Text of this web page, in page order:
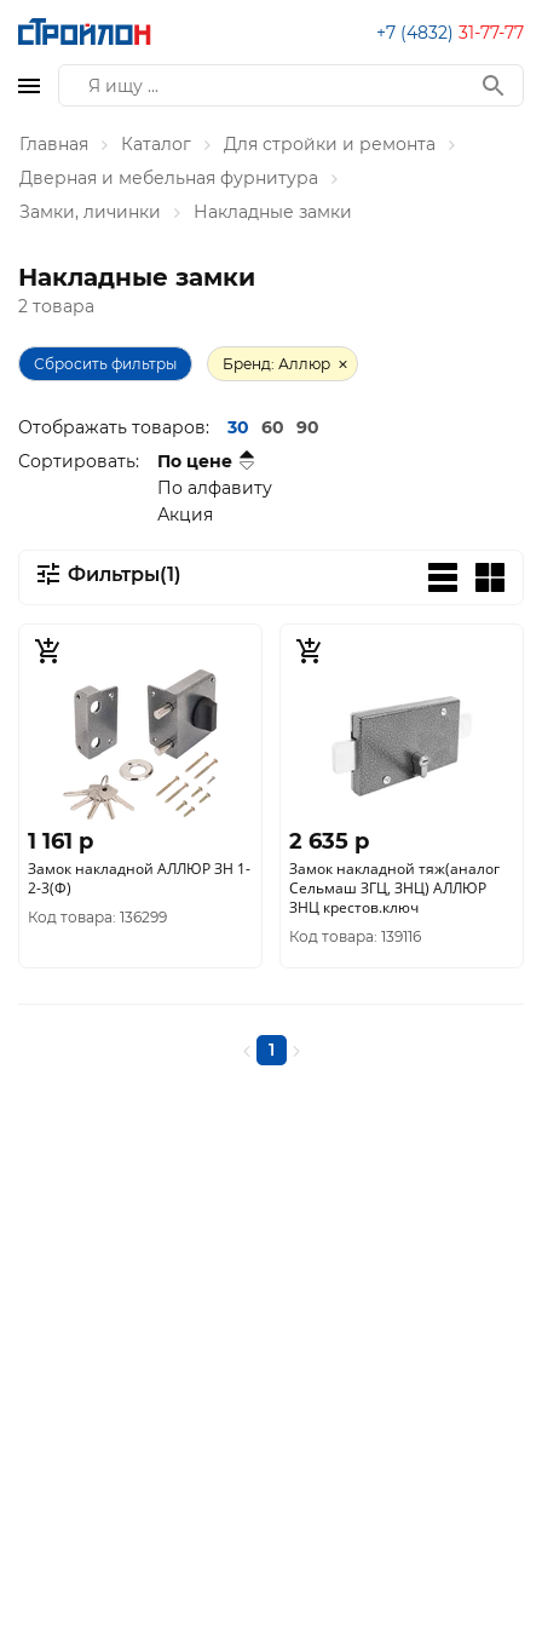
+7 (4832) 31-77-77
Главная Каталог
Для стройки и ремонта
Дверная и мебельная фурнитура
Замки, личинки
Накладные замки
Накладные замки
2 товара
Сбросить фильтры Бренд: Аллюр
Отображать товаров: 30 60
90
Сортировать:
По цене
По алфавиту
Акция
Фильтры(1)
1 161 p
Замок накладной АЛЛЮР ЗН 1-
2-3(Ф)
Код товара: 136299
2 635 p
Замок накладной тяж(аналог
Сельмаш ЗГЦ, ЗНЦ) АЛЛЮР
ЗНЦ крестов.ключ
Код товара: 139116
1